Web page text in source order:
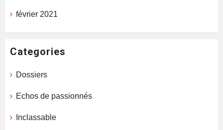
février 2021
Categories
Dossiers
Echos de passionnés
Inclassable